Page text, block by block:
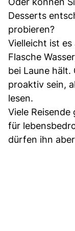
Desserts
probieren?
Vielleicht ist
Flasche
bei Laune hält.
proaktiv sein,
lesen.
Viele
für
dürfen ihn